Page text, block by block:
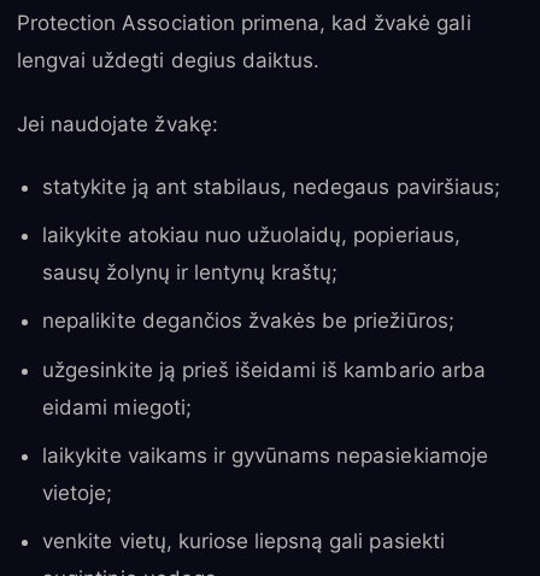
Protection Association primena, kad žvakė gali
lengvai uždegti degius daiktus.
Jei naudojate žvakę:
statykite ją ant stabilaus, nedegaus paviršiaus;
laikykite atokiau nuo užuolaidų, popieriaus,
sausų žolynų ir lentynų kraštų;
nepalikite degančios žvakės be priežiūros;
užgesinkite ją prieš išeidami iš kambario arba
eidami miegoti;
laikykite vaikams ir gyvūnams nepasiekiamoje
vietoje;
venkite vietų, kuriose liepsną gali pasiekti